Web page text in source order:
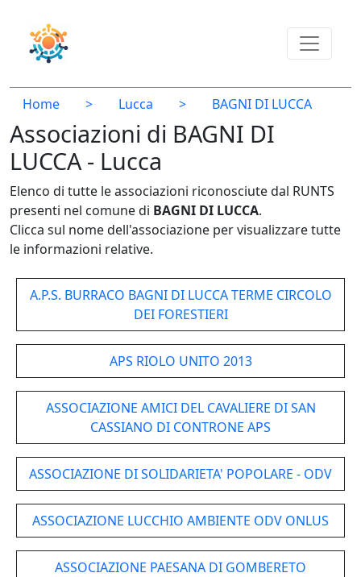
Home > Lucca > BAGNI DI LUCCA
Associazioni di BAGNI DI
LUCCA - Lucca
Elenco di tutte le associazioni riconosciute dal RUNTS
presenti nel comune di BAGNI DI LUCCA.
Clicca sul nome dell'associazione per visualizzare tutte
le informazioni relative.
A.P.S. BURRACO BAGNI DI LUCCA TERME CIRCOLO
DEI FORESTIERI
APS RIOLO UNITO 2013
ASSOCIAZIONE AMICI DEL CAVALIERE DI SAN
CASSIANO DI CONTRONE APS
ASSOCIAZIONE DI SOLIDARIETA' POPOLARE - ODV
ASSOCIAZIONE LUCCHIO AMBIENTE ODV ONLUS
ASSOCIAZIONE PAESANA DI GOMBERETO